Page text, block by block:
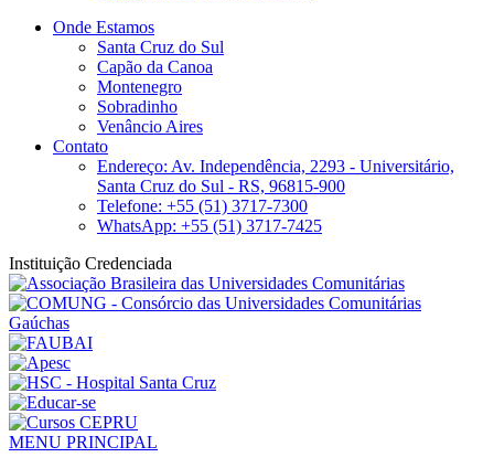
Onde Estamos
Santa Cruz do Sul
Capão da Canoa
Montenegro
Sobradinho
Venâncio Aires
Contato
Endereço: Av. Independência, 2293 - Universitário,
Santa Cruz do Sul - RS, 96815-900
Telefone: +55 (51) 3717-7300
WhatsApp: +55 (51) 3717-7425
Instituição Credenciada
MENU PRINCIPAL